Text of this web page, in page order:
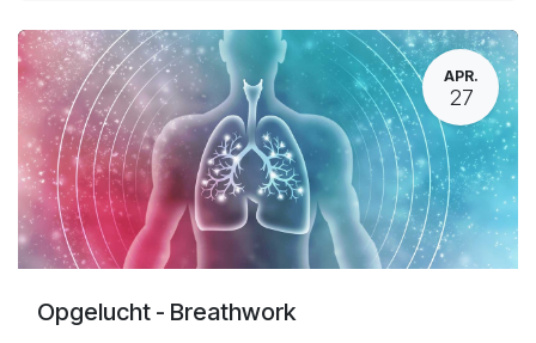
APR.
27
Opgelucht - Breathwork